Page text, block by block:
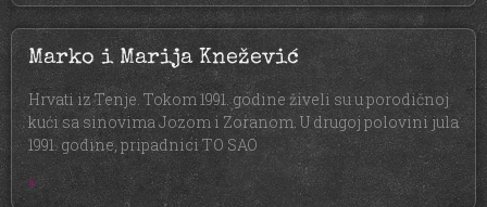
Marko i Marija Knežević
Hrvati iz Tenje. Tokom 1991. godine živeli su u porodičnoj
kući sa sinovima Jozom i Zoranom. U drugoj polovini jula
1991. godine, pripadnici TO SAO
»